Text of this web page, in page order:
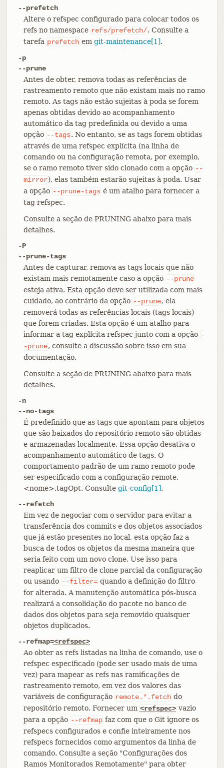
--prefetch
Altere o refspec configurado para colocar todos os
refs no namespace refs/prefetch/. Consulte a
tarefa prefetch em git-maintenance[1].
-p
--prune
Antes de obter, remova todas as referências de
rastreamento remoto que não existam mais no ramo
remoto. As tags não estão sujeitas à poda se forem
apenas obtidas devido ao acompanhamento
automático da tag predefinida ou devido a uma
opção --tags. No entanto, se as tags forem obtidas
através de uma refspec explícita (na linha de
comando ou na configuração remota, por exemplo,
se o ramo remoto tiver sido clonado com a opção --
mirror), elas também estarão sujeitas à poda. Usar
a opção --prune-tags é um atalho para fornecer a
tag refspec.
Consulte a seção de PRUNING abaixo para mais
detalhes.
-P
--prune-tags
Antes de capturar, remova as tags locais que não
existam mais remotamente caso a opção --prune
esteja ativa. Esta opção deve ser utilizada com mais
cuidado, ao contrário da opção --prune, ela
removerá todas as referências locais (tags locais)
que forem criadas. Esta opção é um atalho para
informar a tag explícita refspec junto com a opção -
-prune, consulte a discussão sobre isso em sua
documentação.
Consulte a seção de PRUNING abaixo para mais
detalhes.
-n
--no-tags
É predefinido que as tags que apontam para objetos
que são baixados do repositório remoto são obtidas
e armazenadas localmente. Essa opção desativa o
acompanhamento automático de tags. O
comportamento padrão de um ramo remoto pode
ser especificado com a configuração remote.
<nome>.tagOpt. Consulte git-config[1].
--refetch
Em vez de negociar com o servidor para evitar a
transferência dos commits e dos objetos associados
que já estão presentes no local, esta opção faz a
busca de todos os objetos da mesma maneira que
seria feito com um novo clone. Use isso para
reaplicar um filtro de clone parcial da configuração
ou usando --filter= quando a definição do filtro
for alterada. A manutenção automática pós-busca
realizará a consolidação do pacote no banco de
dados dos objetos para seja removido quaisquer
objetos duplicados.
--refmap=<refspec>
Ao obter as refs listadas na linha de comando, use o
refspec especificado (pode ser usado mais de uma
vez) para mapear as refs nas ramificações de
rastreamento remoto, em vez dos valores das
variáveis de configuração remote.*.fetch do
repositório remoto. Fornecer um <refspec> vazio
para a opção --refmap faz com que o Git ignore os
refspecs configurados e confie inteiramente nos
refspecs fornecidos como argumentos da linha de
comando. Consulte a seção "Configurações dos
Ramos Monitorados Remotamente" para obter